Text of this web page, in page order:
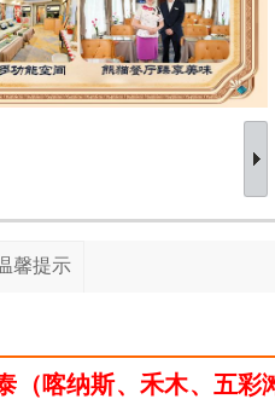
馨提示
（喀纳斯、禾木、五